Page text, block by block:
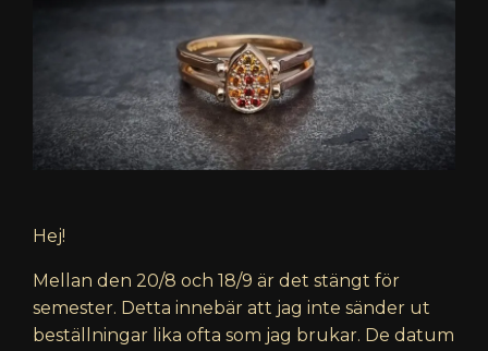
Hej!
Mellan den 20/8 och 18/9 är det stängt för
semester. Detta innebär att jag inte sänder ut
beställningar lika ofta som jag brukar. De datum